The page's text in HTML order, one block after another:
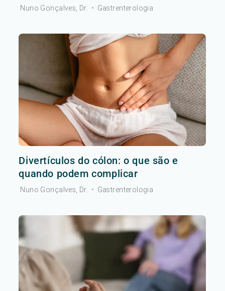
Nuno Gonçalves, Dr. • Gastrenterologia
Divertículos do cólon: o que são e
quando podem complicar
Nuno Gonçalves, Dr. • Gastrenterologia